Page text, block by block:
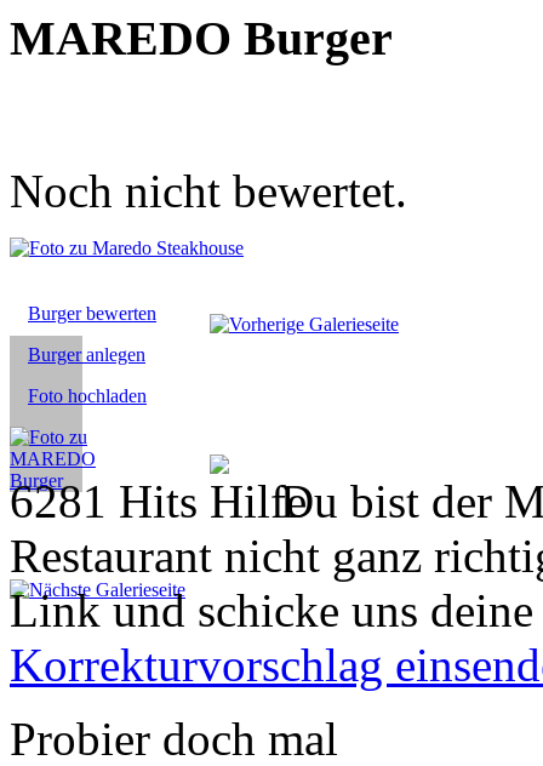
MAREDO Burger
Noch nicht bewertet.
Burger bewerten
Burger anlegen
Foto hochladen
6281 Hits
Du bist der
Restaurant nicht ganz
Link und schicke uns
Korrekturvorschlag
Probier doch mal